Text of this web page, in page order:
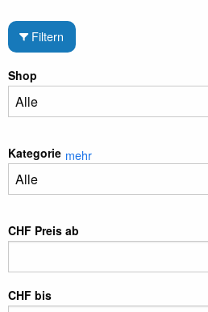
Filtern
Shop
Kategorie mehr
CHF Preis ab
CHF bis